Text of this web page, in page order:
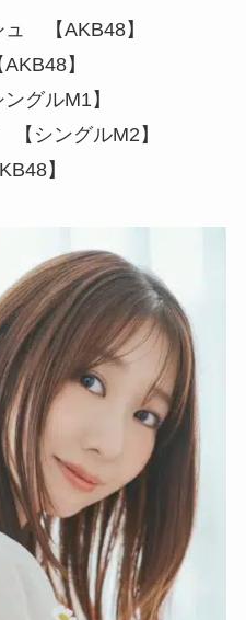
ュ 【AKB48】
】
グルM1】
シングルM2】
】